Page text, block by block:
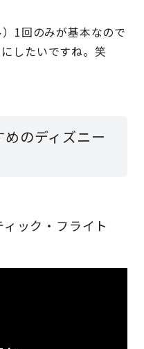
1回のみが基本なので
したいですね。笑
のディズニー
ック・フライト